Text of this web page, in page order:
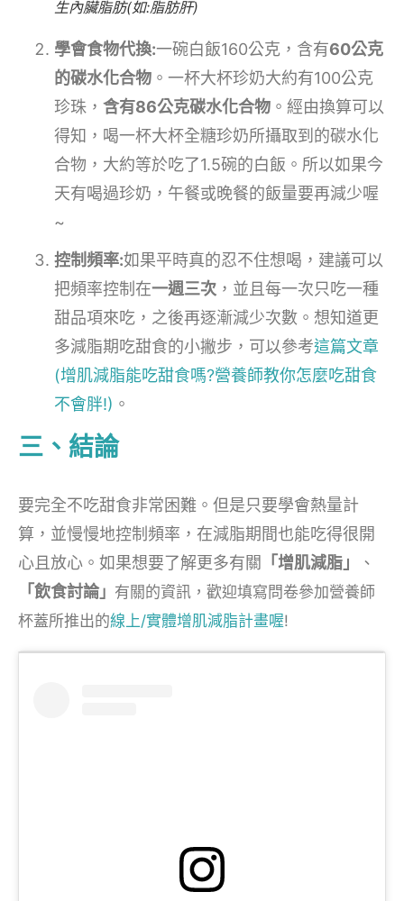
生內臟脂肪(如:脂肪肝)
學會食物代換:一碗白飯160公克，含有60公克
的碳水化合物 。一杯大杯珍奶大約有100公克
珍珠， 含有86公克碳水化合物 。經由換算可以
得知，喝一杯大杯全糖珍奶所攝取到的碳水化
合物，大約等於吃了1.5碗的白飯。所以如果今
天有喝過珍奶，午餐或晚餐的飯量要再減少喔
~
控制頻率:如果平時真的忍不住想喝，建議可以
把頻率控制在一週三次 ，並且每一次只吃一種
甜品項來吃，之後再逐漸減少次數。想知道更
多減脂期吃甜食的小撇步，可以參考這篇文章
(增肌減脂能吃甜食嗎?營養師教你怎麼吃甜食
不會胖!) 。
三、結論
要完全不吃甜食非常困難。但是只要學會熱量計
算，並慢慢地控制頻率，在減脂期間也能吃得很開
心且放心。如果想要了解更多有關 「增肌減脂」
、
「飲食討論」 有關的資訊 ，歡迎填寫問卷參加營養師
杯蓋所推出的線上/實體增肌減脂計畫喔!